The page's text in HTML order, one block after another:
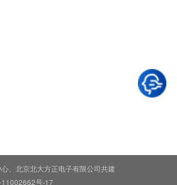
、北京北大方正电子有限公司共建
11002662号-17